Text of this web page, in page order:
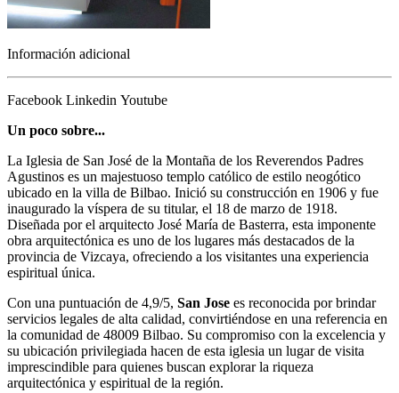
Información adicional
Facebook Linkedin Youtube
Un poco sobre...
La Iglesia de San José de la Montaña de los Reverendos Padres
Agustinos es un majestuoso templo católico de estilo neogótico
ubicado en la villa de Bilbao. Inició su construcción en 1906 y fue
inaugurado la víspera de su titular, el 18 de marzo de 1918.
Diseñada por el arquitecto José María de Basterra, esta imponente
obra arquitectónica es uno de los lugares más destacados de la
provincia de Vizcaya, ofreciendo a los visitantes una experiencia
espiritual única.
Con una puntuación de 4,9/5, San Jose es reconocida por brindar
servicios legales de alta calidad, convirtiéndose en una referencia en
la comunidad de 48009 Bilbao. Su compromiso con la excelencia y
su ubicación privilegiada hacen de esta iglesia un lugar de visita
imprescindible para quienes buscan explorar la riqueza
arquitectónica y espiritual de la región.